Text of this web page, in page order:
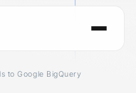
to Google BigQuery